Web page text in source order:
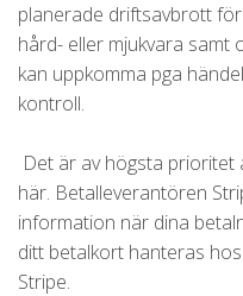
planerade driftsavbrott
hård- eller mjukvara
kan uppkomma pga
kontroll.
Det är av högsta
här. Betalleverantören
information när dina
ditt betalkort hanteras
Stripe.